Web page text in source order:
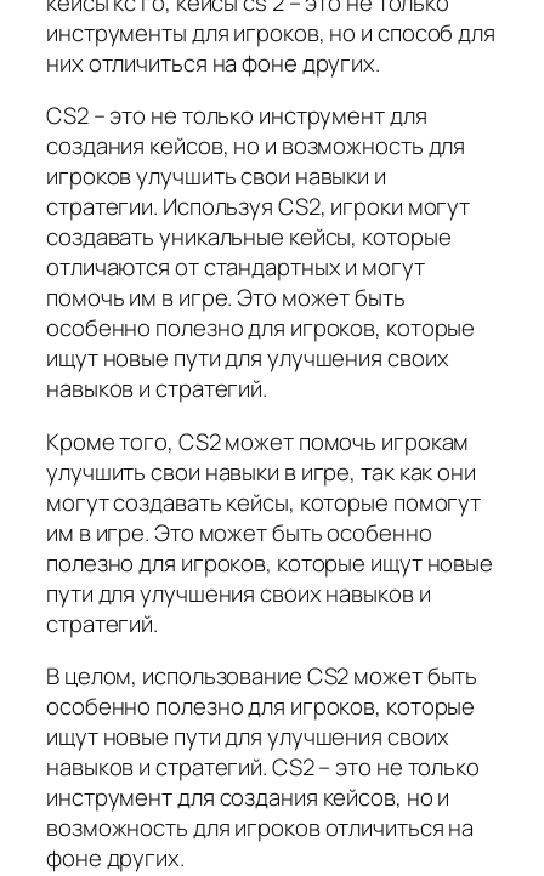
инструменты для игроков, но и способ для
них отличиться на фоне других.
CS2 – это не только инструмент для
создания кейсов, но и возможность для
игроков улучшить свои навыки и
стратегии. Используя CS2, игроки могут
создавать уникальные кейсы, которые
отличаются от стандартных и могут
помочь им в игре. Это может быть
особенно полезно для игроков, которые
ищут новые пути для улучшения своих
навыков и стратегий.
Кроме того, CS2 может помочь игрокам
улучшить свои навыки в игре, так как они
могут создавать кейсы, которые помогут
им в игре. Это может быть особенно
полезно для игроков, которые ищут новые
пути для улучшения своих навыков и
стратегий.
В целом, использование CS2 может быть
особенно полезно для игроков, которые
ищут новые пути для улучшения своих
навыков и стратегий. CS2 – это не только
инструмент для создания кейсов, но и
возможность для игроков отличиться на
фоне других.